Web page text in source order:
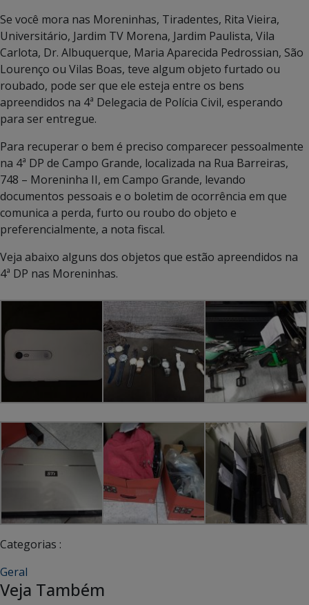
Se você mora nas Moreninhas, Tiradentes, Rita Vieira,
Universitário, Jardim TV Morena, Jardim Paulista, Vila
Carlota, Dr. Albuquerque, Maria Aparecida Pedrossian, São
Lourenço ou Vilas Boas, teve algum objeto furtado ou
roubado, pode ser que ele esteja entre os bens
apreendidos na 4ª Delegacia de Polícia Civil, esperando
para ser entregue.
Para recuperar o bem é preciso comparecer pessoalmente
na 4ª DP de Campo Grande, localizada na Rua Barreiras,
748 – Moreninha II, em Campo Grande, levando
documentos pessoais e o boletim de ocorrência em que
comunica a perda, furto ou roubo do objeto e
preferencialmente, a nota fiscal.
Veja abaixo alguns dos objetos que estão apreendidos na
4ª DP nas Moreninhas.
Categorias :
Geral
Veja Também